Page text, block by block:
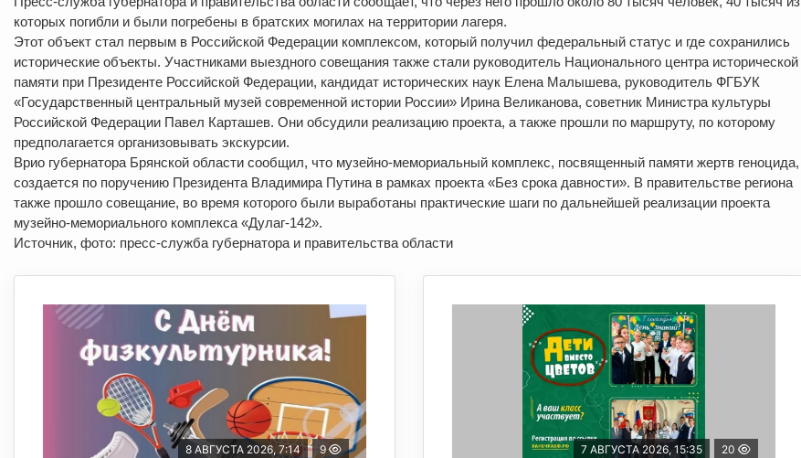
которых погибли и были погребены в братских могилах на территории лагеря.
Этот объект стал первым в Российской Федерации комплексом, который получил федеральный статус и где сохранились
исторические объекты. Участниками выездного совещания также стали руководитель Национального центра исторической
памяти при Президенте Российской Федерации, кандидат исторических наук Елена Малышева, руководитель ФГБУК
«Государственный центральный музей современной истории России» Ирина Великанова, советник Министра культуры
Российской Федерации Павел Карташев. Они обсудили реализацию проекта, а также прошли по маршруту, по которому
предполагается организовывать экскурсии.
Врио губернатора Брянской области сообщил, что музейно-мемориальный комплекс, посвященный памяти жертв геноцида,
создается по поручению Президента Владимира Путина в рамках проекта «Без срока давности». В правительстве региона
также прошло совещание, во время которого были выработаны практические шаги по дальнейшей реализации проекта
музейно-мемориального комплекса «Дулаг-142».
Источник, фото: пресс-служба губернатора и правительства области
8 АВГУСТА 2026, 7:14 9 7 АВГУСТА 2026, 15:35 20